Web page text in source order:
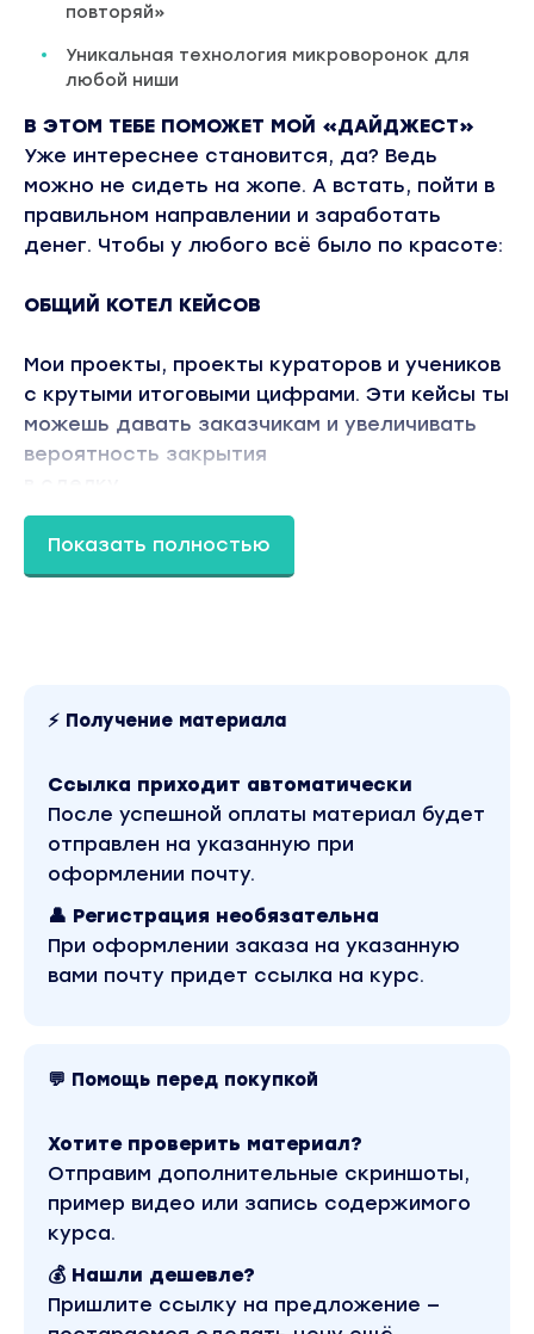
повторяй»
Уникальная технология микроворонок для
любой ниши
В ЭТОМ ТЕБЕ ПОМОЖЕТ МОЙ «ДАЙДЖЕСТ»
Уже интереснее становится, да? Ведь
можно не сидеть на жопе. А встать, пойти в
правильном направлении и заработать
денег. Чтобы у любого всё было по красоте:
ОБЩИЙ КОТЕЛ КЕЙСОВ
Мои проекты, проекты кураторов и учеников
с крутыми итоговыми цифрами. Эти кейсы ты
можешь давать заказчикам и увеличивать
вероятность закрытия
ТЕХНОЛОГИЯ СОЗДАНИЯ МИКРОВОРОНОК
Прогревай подписчика и частично окупай
КОНСТРУКТОР РАБОЧИХ СВЯЗОК
Открываешь, находишь свою нишу,
повторяешь крутой результат, который уже
сделали до тебя. Достаточно выбрать из
списка заголовков нужный для твоей ниши,
добавить к нему визуал из архива и схему
настройки — кампания готова.
БАЗА ГОТОВЫХ КРЕАТИВОВ
+ текст», которые уже давали огромные
— повторяй и забирай кэш без геморроя.
ПРОГРАММА КУРСА:
Модуль 1
Рекламный кабинет
Инструменты, кнопочки и окошки РК тебе
точно пригодятся в работе, а на что
Показать полностью
⚡ Получение материала
Ссылка приходит автоматически
После успешной оплаты материал будет
отправлен на указанную при
оформлении почту.
👤 Регистрация необязательна
При оформлении заказа на указанную
вами почту придет ссылка на курс.
💬 Помощь перед покупкой
Хотите проверить материал?
Отправим дополнительные скриншоты,
пример видео или запись содержимого
курса.
💰 Нашли дешевле?
Пришлите ссылку на предложение —